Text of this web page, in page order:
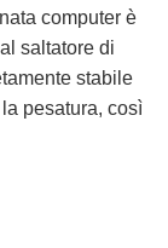
computer è
saltatore di
stabile
pesatura, così